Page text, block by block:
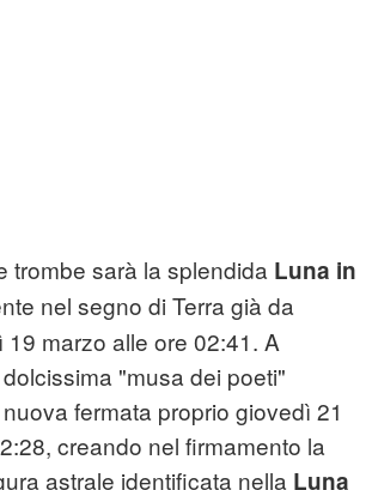
trombe sarà la splendida Luna in
nel segno di Terra già da
marzo alle ore 02:41. A
"musa dei poeti"
fermata proprio giovedì 21
creando nel firmamento la
astrale identificata nella Luna